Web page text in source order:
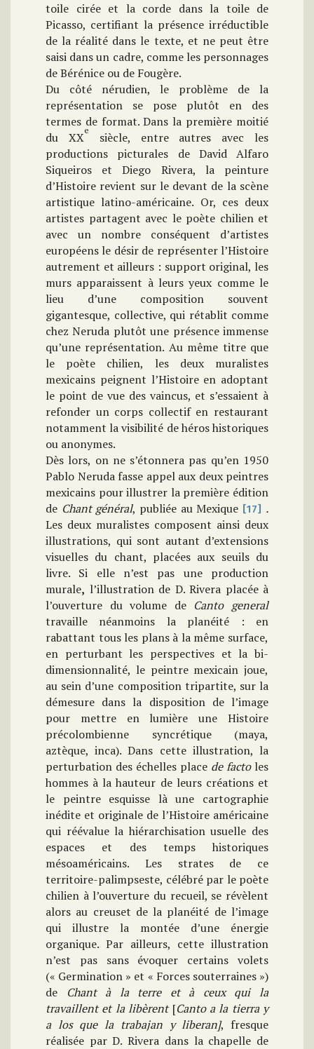
toile cirée et la corde dans la toile de
Picasso, certifiant la présence irréductible
de la réalité dans le texte, et ne peut être
saisi dans un cadre, comme les personnages
de Bérénice ou de Fougère.
Du côté nérudien, le problème de la
représentation se pose plutôt en des
termes de format. Dans la première moitié
du XXe
siècle, entre autres avec les
productions picturales de David Alfaro
Siqueiros et Diego Rivera, la peinture
d’Histoire revient sur le devant de la scène
artistique latino-américaine. Or, ces deux
artistes partagent avec le poète chilien et
avec un nombre conséquent d’artistes
européens le désir de représenter l’Histoire
autrement et ailleurs : support original, les
murs apparaissent à leurs yeux comme le
lieu d’une composition souvent
gigantesque, collective, qui rétablit comme
chez Neruda plutôt une présence immense
qu’une représentation. Au même titre que
le poète chilien, les deux muralistes
mexicains peignent l’Histoire en adoptant
le point de vue des vaincus, et s’essaient à
refonder un corps collectif en restaurant
notamment la visibilité de héros historiques
ou anonymes.
Dès lors, on ne s’étonnera pas qu’en 1950
Pablo Neruda fasse appel aux deux peintres
mexicains pour illustrer la première édition
de Chant général, publiée au Mexique [17] .
Les deux muralistes composent ainsi deux
illustrations, qui sont autant d’extensions
visuelles du chant, placées aux seuils du
livre. Si elle n’est pas une production
murale, l’illustration de D. Rivera placée à
l’ouverture du volume de Canto general
travaille néanmoins la planéité : en
rabattant tous les plans à la même surface,
en perturbant les perspectives et la bi-
dimensionnalité, le peintre mexicain joue,
au sein d’une composition tripartite, sur la
démesure dans la disposition de l’image
pour mettre en lumière une Histoire
précolombienne syncrétique (maya,
aztèque, inca). Dans cette illustration, la
perturbation des échelles place de factoles
hommes à la hauteur de leurs créations et
le peintre esquisse là une cartographie
inédite et originale de l’Histoire américaine
qui réévalue la hiérarchisation usuelle des
espaces et des temps historiques
mésoaméricains. Les strates de ce
territoire-palimpseste, célébré par le poète
chilien à l’ouverture du recueil, se révèlent
alors au creuset de la planéité de l’image
qui illustre la montée d’une énergie
organique. Par ailleurs, cette illustration
n’est pas sans évoquer certains volets
(« Germination » et « Forces souterraines »)
de
Chant à la terre et à ceux qui la
travaillent et la libèrent[Canto a la tierra y
a los que la trabajan y liberan], fresque
réalisée par D. Rivera dans la chapelle de